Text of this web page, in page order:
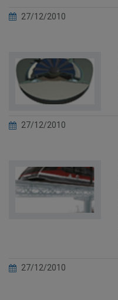
27/12/2010
27/12/2010
27/12/2010